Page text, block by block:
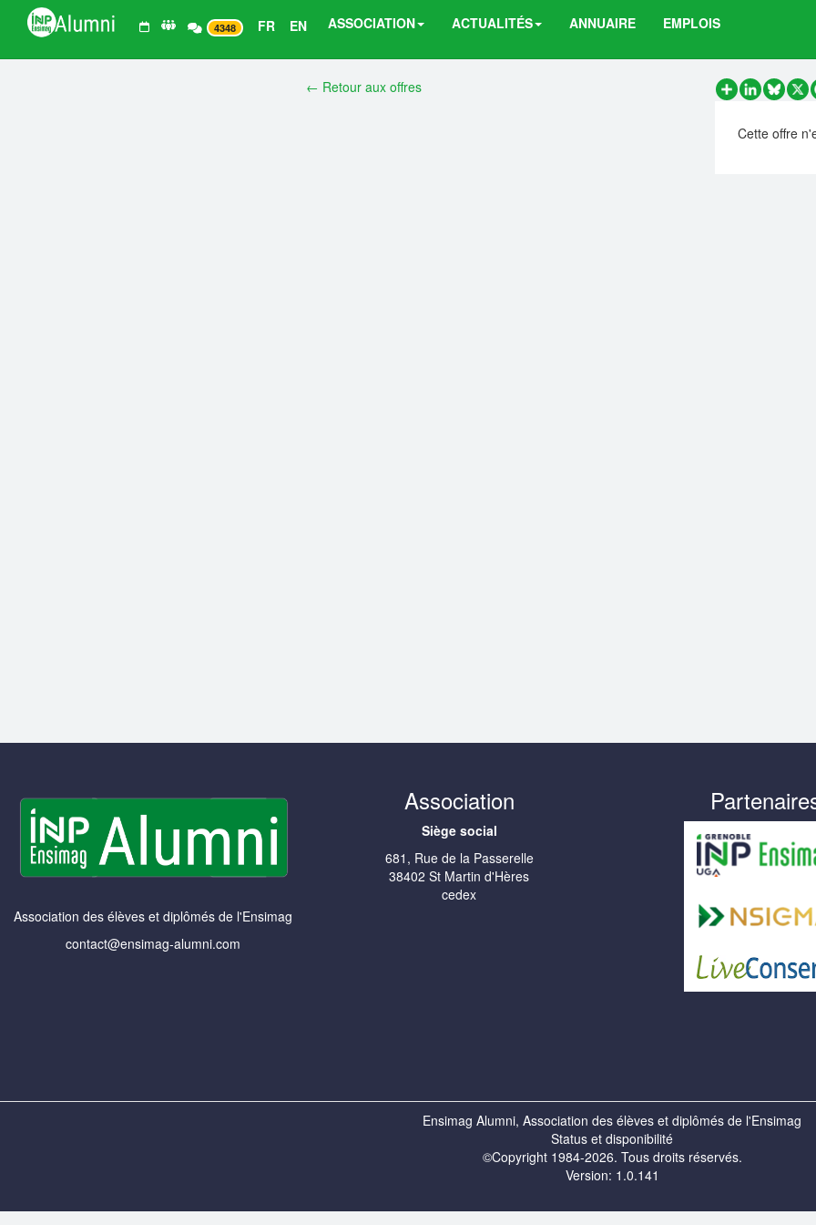
4348 FR EN ASSOCIATION ACTUALITÉS ANNUAIRE EMPLOIS
← Retour aux offres
PartagerLinkedInX
Cette offre
Association des élèves et diplômés de l'Ensimag
contact@ensimag-alumni.com
Association
Siège social
681, Rue de la Passerelle
38402 St Martin d'Hères
cedex
Ensimag Alumni, Association des élèves et diplômés de l'Ensimag
Status et disponibilité
©Copyright 1984-2026. Tous droits réservés.
Version: 1.0.141